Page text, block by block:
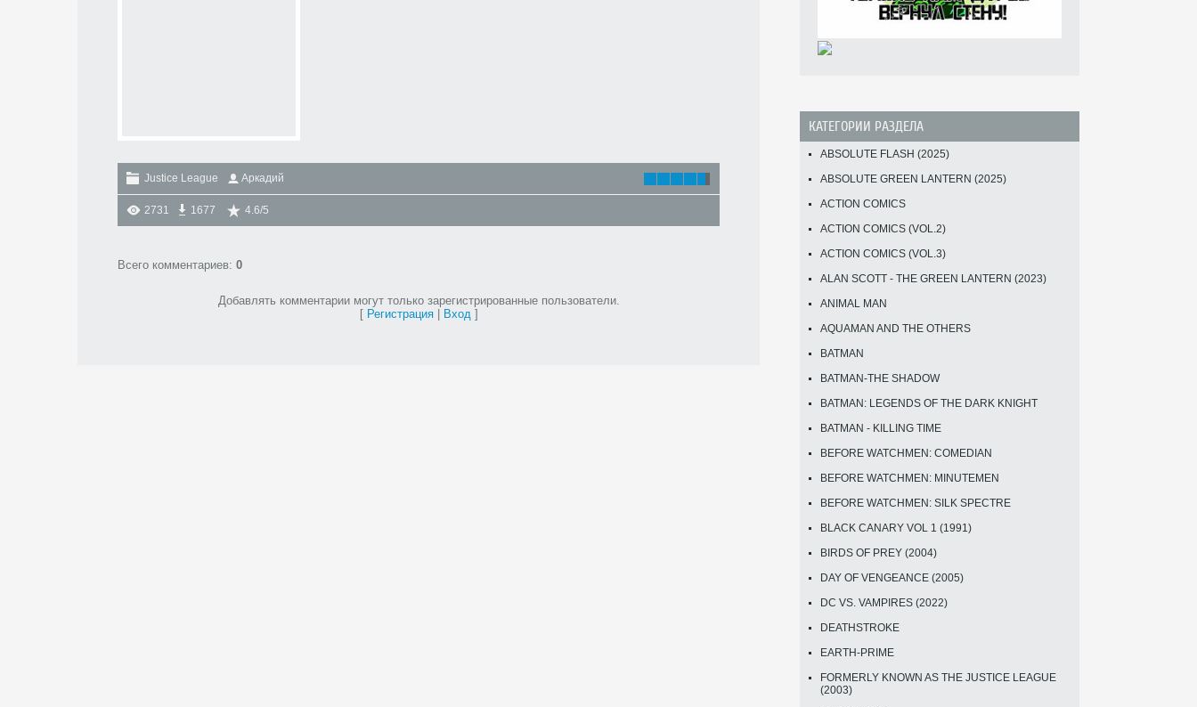
Justice League Аркадий
2731 1677 4.6/5
Всего комментариев: 0
Добавлять комментарии могут только зарегистрированные пользователи.
[ Регистрация| Вход]
КАТЕГОРИИ РАЗДЕЛА
ABSOLUTE FLASH (2025)
ABSOLUTE GREEN LANTERN (2025)
ACTION COMICS
ACTION COMICS (VOL.2)
ACTION COMICS (VOL.3)
ALAN SCOTT - THE GREEN LANTERN (2023)
ANIMAL MAN
AQUAMAN AND THE OTHERS
BATMAN
BATMAN-THE SHADOW
BATMAN: LEGENDS OF THE DARK KNIGHT
BATMAN - KILLING TIME
BEFORE WATCHMEN: COMEDIAN
BEFORE WATCHMEN: MINUTEMEN
BEFORE WATCHMEN: SILK SPECTRE
BLACK CANARY VOL 1 (1991)
BIRDS OF PREY (2004)
DAY OF VENGEANCE (2005)
DC VS. VAMPIRES (2022)
DEATHSTROKE
EARTH-PRIME
FORMERLY KNOWN AS THE JUSTICE LEAGUE
(2003)